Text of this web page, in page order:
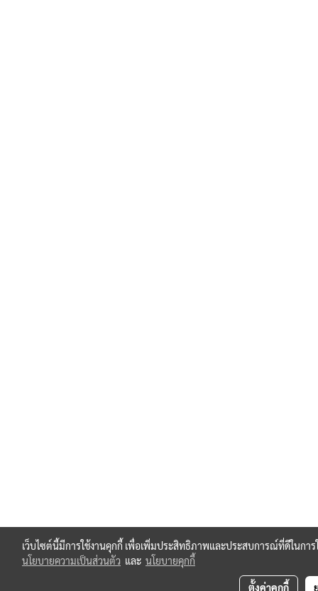
เว็บไซต์นี้มีการใช้งานคุกกี้ เพื่อเพิ่มประสิทธิภาพและประสบการณ์ที่ดีในกา
นโยบายความเป็นส่วนตัว และ นโยบายคุกกี้
ตั้งค่าคุกกี้